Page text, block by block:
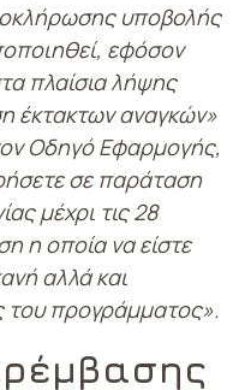
υποβολής
εφόσον
πλαίσια λήψης
έκτακτων αναγκών»
Οδηγό Εφαρμογής,
σε παράταση
μέχρι τις 28
η οποία να είστε
αλλά και
του προγράμματος».